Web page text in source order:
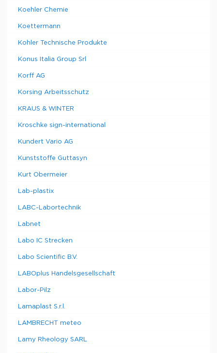
Koehler Chemie
Koettermann
Kohler Technische Produkte
Konus Italia Group Srl
Korff AG
Korsing Arbeitsschutz
KRAUS & WINTER
Kroschke sign-international
Kundert Vario AG
Kunststoffe Guttasyn
Kurt Obermeier
Lab-plastix
LABC-Labortechnik
Labnet
Labo IC Strecken
Labo Scientific B.V.
LABOplus Handelsgesellschaft
Labor-Pilz
Lamaplast S.r.l.
LAMBRECHT meteo
Lamy Rheology SARL